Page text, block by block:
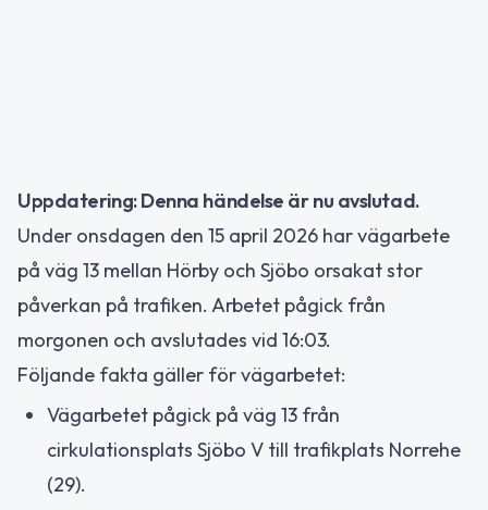
Uppdatering: Denna händelse är nu avslutad.
Under onsdagen den 15 april 2026 har vägarbete
på väg 13 mellan Hörby och Sjöbo orsakat stor
påverkan på trafiken. Arbetet pågick från
morgonen och avslutades vid 16:03.
Följande fakta gäller för vägarbetet:
Vägarbetet pågick på väg 13 från
cirkulationsplats Sjöbo V till trafikplats Norrehe
(29).